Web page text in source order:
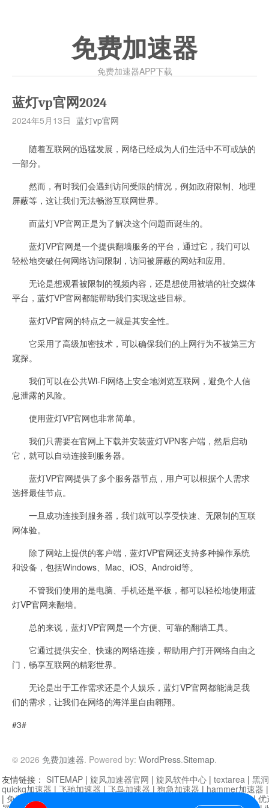
免费加速器
免费加速器APP下载
蓝灯vp官网2024
2024年5月13日 蓝灯vp官网
随着互联网的迅猛发展，网络已经成为人们生活中不可或缺的
一部分。
然而，有时我们会遇到访问受限的情况，例如政府限制、地理
屏蔽等，这让我们无法畅游互联网世界。
而蓝灯VP官网正是为了解决这个问题而诞生的。
蓝灯VP官网是一个提供翻墙服务的平台，通过它，我们可以
轻松地突破任何网络访问限制，访问被屏蔽的网站和应用。
无论是想观看被限制的视频内容，还是想使用被墙的社交媒体
平台，蓝灯VP官网都能帮助我们实现这些目标。
蓝灯VP官网的特点之一就是其安全性。
它采用了高级加密技术，可以确保我们的上网行为不被第三方
窥探。
我们可以在公共Wi-Fi网络上安全地浏览互联网，避免个人信
息泄露的风险。
使用蓝灯VP官网也非常简单。
我们只需要在官网上下载并安装蓝灯VPN客户端，然后启动
它，就可以自动连接到服务器。
蓝灯VP官网提供了多个服务器节点，用户可以根据个人需求
选择最佳节点。
一旦成功连接到服务器，我们就可以享受快速、无限制的互联
网体验。
除了网站上提供的客户端，蓝灯VP官网还支持多种操作系统
和设备，包括Windows、Mac、iOS、Android等。
不管我们使用的是电脑、手机还是平板，都可以轻松地使用蓝
灯VP官网来翻墙。
总的来说，蓝灯VP官网是一个方便、可靠的翻墙工具。
它通过提供安全、快速的网络连接，帮助用户打开网络自由之
门，畅享互联网的精彩世界。
无论是出于工作需求还是个人娱乐，蓝灯VP官网都能满足我
们的需求，让我们在网络的海洋里自由翱翔。
#3#
© 2026 免费加速器. Powered by: WordPress.Sitemap.
友情链接： SITEMAP | 旋风加速器官网 | 旋风软件中心 | textarea | 黑
quickq加速器 | 飞驰加速器 | 飞鸟加速器 | 狗急加速器 | hammer加速器
| 免费vqn加速外网 迷雾通|优